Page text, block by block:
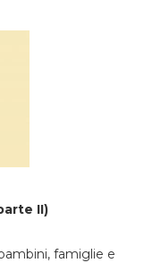
II)
famiglie e